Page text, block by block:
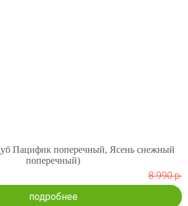
Пацифик поперечный, Ясень снежный
поперечный)
8 990 р.
подробнее